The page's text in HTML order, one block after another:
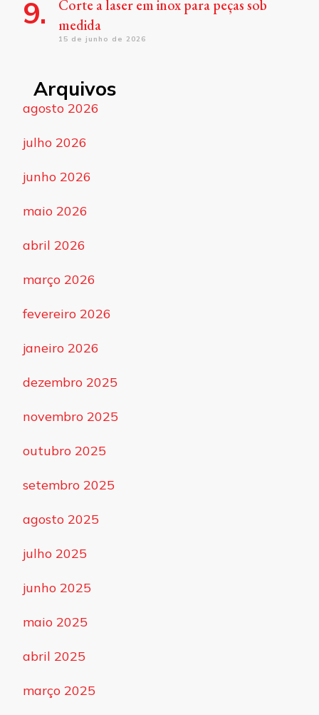
Corte a laser em inox para peças sob
medida
15 de junho de 2026
Arquivos
agosto 2026
julho 2026
junho 2026
maio 2026
abril 2026
março 2026
fevereiro 2026
janeiro 2026
dezembro 2025
novembro 2025
outubro 2025
setembro 2025
agosto 2025
julho 2025
junho 2025
maio 2025
abril 2025
março 2025